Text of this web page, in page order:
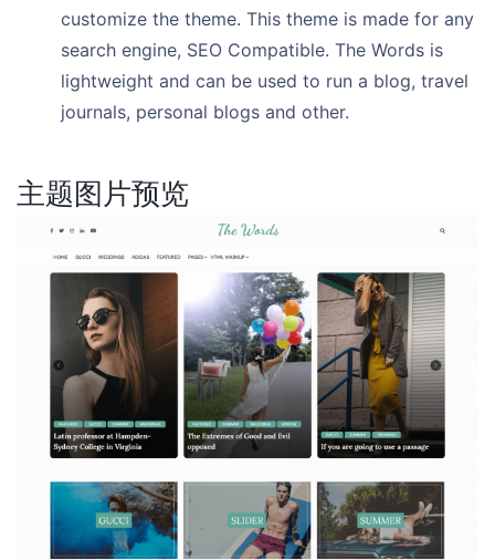
customize the theme. This theme is made for any
search engine, SEO Compatible. The Words is
lightweight and can be used to run a blog, travel
journals, personal blogs and other.
主题图片预览